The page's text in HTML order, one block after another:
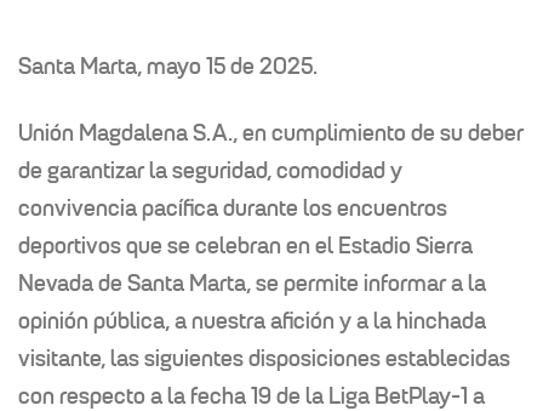
Santa Marta, mayo 15 de 2025.
Unión Magdalena S.A., en cumplimiento de su deber
de garantizar la seguridad, comodidad y
convivencia pacífica durante los encuentros
deportivos que se celebran en el Estadio Sierra
Nevada de Santa Marta, se permite informar a la
opinión pública, a nuestra afición y a la hinchada
visitante, las siguientes disposiciones establecidas
con respecto a la fecha 19 de la Liga BetPlay-1 a